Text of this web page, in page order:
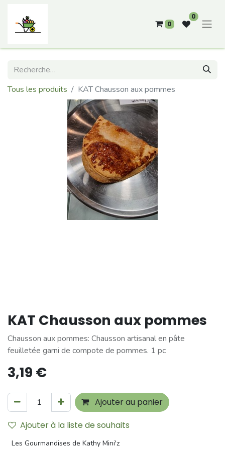
0
0
Tous les produits KAT Chausson aux pommes
KAT Chausson aux pommes
Chausson aux pommes: Chausson artisanal en pâte
feuilletée garni de compote de pommes. 1 pc
3,19 €
Ajouter au panier
Ajouter à la liste de souhaits
Les Gourmandises de Kathy Mini'z